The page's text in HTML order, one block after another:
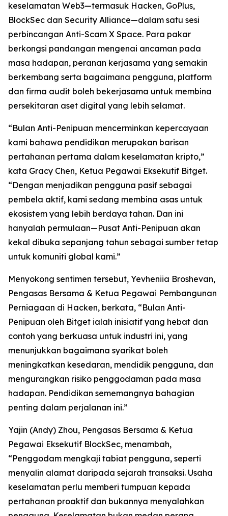
keselamatan Web3—termasuk Hacken, GoPlus,
BlockSec dan Security Alliance—dalam satu sesi
perbincangan Anti-Scam X Space. Para pakar
berkongsi pandangan mengenai ancaman pada
masa hadapan, peranan kerjasama yang semakin
berkembang serta bagaimana pengguna, platform
dan firma audit boleh bekerjasama untuk membina
persekitaran aset digital yang lebih selamat.
“Bulan Anti-Penipuan mencerminkan kepercayaan
kami bahawa pendidikan merupakan barisan
pertahanan pertama dalam keselamatan kripto,”
kata Gracy Chen, Ketua Pegawai Eksekutif Bitget.
“Dengan menjadikan pengguna pasif sebagai
pembela aktif, kami sedang membina asas untuk
ekosistem yang lebih berdaya tahan. Dan ini
hanyalah permulaan—Pusat Anti-Penipuan akan
kekal dibuka sepanjang tahun sebagai sumber tetap
untuk komuniti global kami.”
Menyokong sentimen tersebut, Yevheniia Broshevan,
Pengasas Bersama & Ketua Pegawai Pembangunan
Perniagaan di Hacken, berkata, “Bulan Anti-
Penipuan oleh Bitget ialah inisiatif yang hebat dan
contoh yang berkuasa untuk industri ini, yang
menunjukkan bagaimana syarikat boleh
meningkatkan kesedaran, mendidik pengguna, dan
mengurangkan risiko penggodaman pada masa
hadapan. Pendidikan sememangnya bahagian
penting dalam perjalanan ini.”
Yajin (Andy) Zhou, Pengasas Bersama & Ketua
Pegawai Eksekutif BlockSec, menambah,
“Penggodam mengkaji tabiat pengguna, seperti
menyalin alamat daripada sejarah transaksi. Usaha
keselamatan perlu memberi tumpuan kepada
pertahanan proaktif dan bukannya menyalahkan